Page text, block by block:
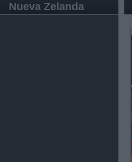
Nueva Zelanda